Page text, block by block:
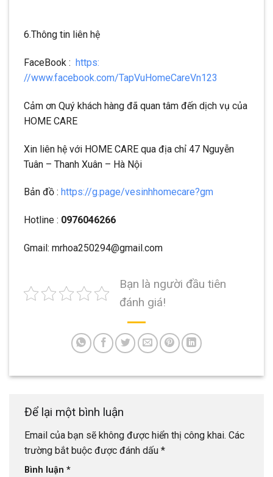
6.Thông tin liên hệ
FaceBook : https:
//www.facebook.com/TapVuHomeCareVn123
Cảm ơn Quý khách hàng đã quan tâm đến dịch vụ của
HOME CARE
Xin liên hệ với HOME CARE qua địa chỉ 47 Nguyễn
Tuân – Thanh Xuân – Hà Nội
Bản đồ : https://g.page/vesinhhomecare?gm
Hotline : 0976046266
Gmail: mrhoa250294@gmail.com
Bạn là người đầu tiên
đánh giá!
Để lại một bình luận
Email của bạn sẽ không được hiển thị công khai. Các
trường bắt buộc được đánh dấu *
Bình luận *